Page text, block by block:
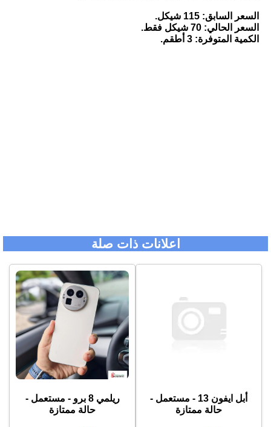
السعر السابق: 115 شيكل.
السعر الحالي: 70 شيكل فقط.
الكمية المتوفرة: 3 أطقم.
اعلانات ذات صلة
أبل ايفون 13 - مستعمل -
حالة ممتازة
ريلمي 8 برو - مستعمل -
حالة ممتازة